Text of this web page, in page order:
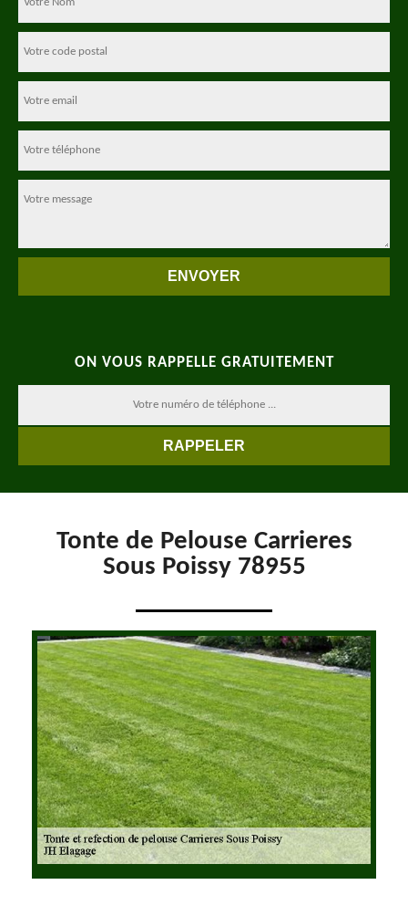
ON VOUS RAPPELLE GRATUITEMENT
Tonte de Pelouse Carrieres
Sous Poissy 78955